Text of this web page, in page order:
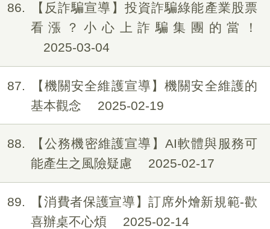
86
【反詐騙宣導】投資詐騙綠能產業股票
看漲？小心上詐騙集團的當！
2025-03-04
87
【機關安全維護宣導】機關安全維護的
基本觀念
2025-02-19
88
【公務機密維護宣導】AI軟體與服務可
能產生之風險疑慮
2025-02-17
89
【消費者保護宣導】訂席外燴新規範-歡
喜辦桌不心煩
2025-02-14